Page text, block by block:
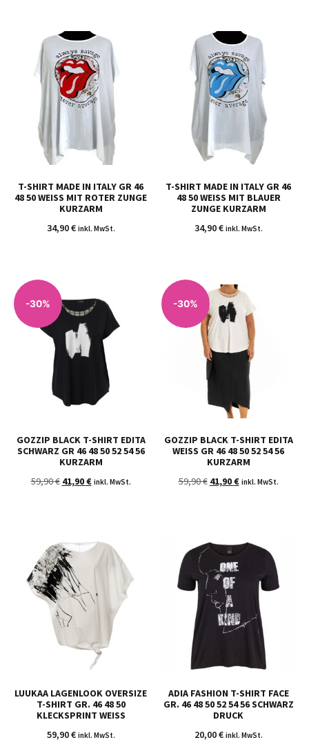
T-SHIRT MADE IN ITALY GR 46
48 50 WEISS MIT ROTER ZUNGE K
URZARM
34,90€ inkl. MwSt.
T-SHIRT MADE IN ITALY GR 46
48 50 WEISS MIT BLAUER Z
UNGE KURZARM
34,90€ inkl. MwSt.
-30%
GOZZIP BLACK T-SHIRT EDITA
SCHWARZ GR 46 48 50 52 54 56
KURZARM
59,90€ 41,90€ inkl. MwSt.
-30%
GOZZIP BLACK T-SHIRT EDITA
WEISS GR 46 48 50 52 54 56 K
URZARM
59,90€ 41,90€ inkl. MwSt.
LUUKAA LAGENLOOK OVERSIZE
T-SHIRT GR. 46 48 50
KLECKSPRINT WEISS
59,90€ inkl. MwSt.
ADIA FASHION T-SHIRT FACE
GR. 46 48 50 52 54 56 SCHWARZ
DRUCK
20,00€ inkl. MwSt.